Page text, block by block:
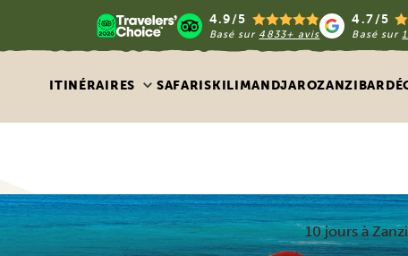
4.9/5
Basé sur 4833+ avis
4.7/5
Basé sur
ITINÉRAIRES SAFARISKILIMANDJAROZANZIBAR
10 jours à